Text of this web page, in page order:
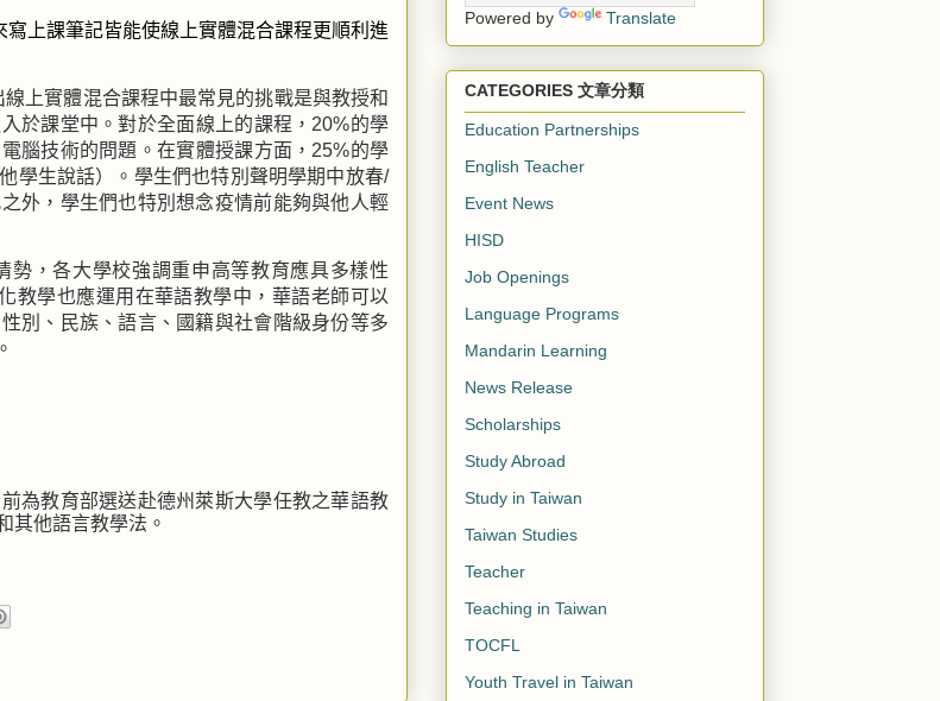
上課筆記皆能使線上實體混合課程更順利進
線上實體混合課程中最常見的挑戰是與教授和
於課堂中。對於全面線上的課程， 20%的學
腦技術的問題。在實體授課方面， 25%的學
學生說話）。學生們也特別聲明學期中放春/
外，學生們也特別想念疫情前能夠與他人輕
，各大學校強調重申高等教育應具多樣性
教學也應運用在華語教學中，華語老師可以
別、民族、語言、國籍與社會階級身份等多
。
為教育部選送赴德州萊斯大學任教之華語教
其他語言教學法。
Powered by Translate
CATEGORIES 文章分類
Education Partnerships
English Teacher
Event News
HISD
Job Openings
Language Programs
Mandarin Learning
News Release
Scholarships
Study Abroad
Study in Taiwan
Taiwan Studies
Teacher
Teaching in Taiwan
TOCFL
Youth Travel in Taiwan